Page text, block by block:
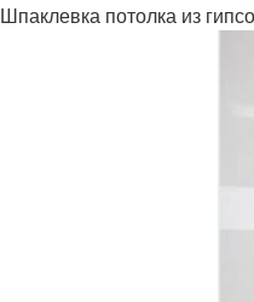
Шпаклевка потолка из